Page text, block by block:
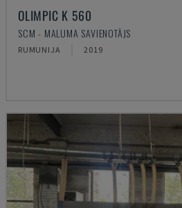
OLIMPIC K 560
SCM - MALUMA SAVIENOTĀJS
RUMUNIJA 2019